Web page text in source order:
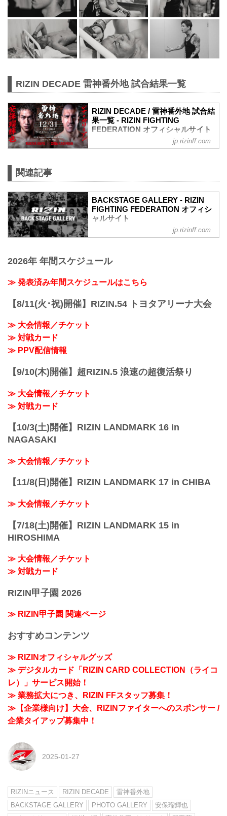
RIZIN DECADE 雷神番外地 試合結果一覧
RIZIN DECADE / 雷神番外地 試合結
果一覧 - RIZIN FIGHTING
FEDERATION オフィシャルサイト
第7試合／安保瑠輝也 vs. シナ・カリミア
（WIN）安保瑠輝也 vs. シナ・カリミア
ン（LOSE）
6R 2分00秒 判定（3-0）
≫ 試合結果詳細
第6試合／細川一颯 vs. 宇佐美正パトリッ
RIZIN オープンフィンガーグローブ キッ
（LOSE）細川一颯 vs. 宇佐美正パトリッ
2R 2分59秒 TKO（レフェリーストップ）
≫ 試合結果詳...
jp.rizinff.com
関連記事
BACKSTAGE GALLERY - RIZIN
FIGHTING FEDERATION オフィシ
ャルサイト
BACKSTAGE GALLERY の記事一覧 - 格
イジン ファイティング フェデレーショ
いきます。
jp.rizinff.com
2026年 年間スケジュール
≫ 発表済み年間スケジュールはこちら
【8/11(火･祝)開催】RIZIN.54 トヨタアリーナ大会
≫ 大会情報／チケット
≫ 対戦カード
≫ PPV配信情報
【9/10(木)開催】超RIZIN.5 浪速の超復活祭り
≫ 大会情報／チケット
≫ 対戦カード
【10/3(土)開催】RIZIN LANDMARK 16 in
NAGASAKI
≫ 大会情報／チケット
【11/8(日)開催】RIZIN LANDMARK 17 in CHIBA
≫ 大会情報／チケット
【7/18(土)開催】RIZIN LANDMARK 15 in
HIROSHIMA
≫ 大会情報／チケット
≫ 対戦カード
RIZIN甲子園 2026
≫ RIZIN甲子園 関連ページ
おすすめコンテンツ
≫ RIZINオフィシャルグッズ
≫ デジタルカード「RIZIN CARD COLLECTION（ライコ
レ）」サービス開始！
≫ 業務拡大につき、RIZIN FFスタッフ募集！
≫【企業様向け】大会、RIZINファイターへのスポンサー /
企業タイアップ募集中！
2025-01-27
RIZINニュース RIZIN DECADE
雷神番外地
BACKSTAGE GALLERY
PHOTO GALLERY
安保瑠輝也